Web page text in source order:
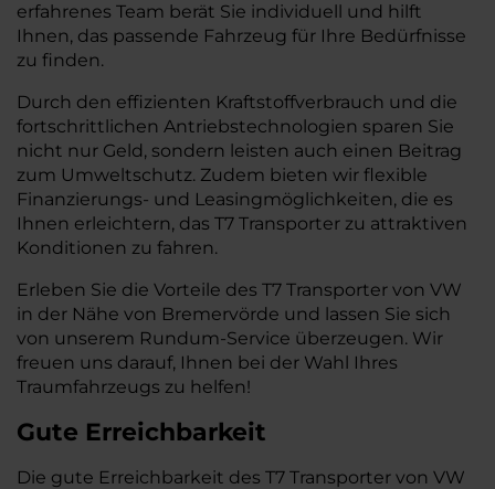
erfahrenes Team berät Sie individuell und hilft
Ihnen, das passende Fahrzeug für Ihre Bedürfnisse
zu finden.
Durch den effizienten Kraftstoffverbrauch und die
fortschrittlichen Antriebstechnologien sparen Sie
nicht nur Geld, sondern leisten auch einen Beitrag
zum Umweltschutz. Zudem bieten wir flexible
Finanzierungs- und Leasingmöglichkeiten, die es
Ihnen erleichtern, das T7 Transporter zu attraktiven
Konditionen zu fahren.
Erleben Sie die Vorteile des T7 Transporter von VW
in der Nähe von Bremervörde und lassen Sie sich
von unserem Rundum-Service überzeugen. Wir
freuen uns darauf, Ihnen bei der Wahl Ihres
Traumfahrzeugs zu helfen!
Gute Erreichbarkeit
Die gute Erreichbarkeit des T7 Transporter von VW